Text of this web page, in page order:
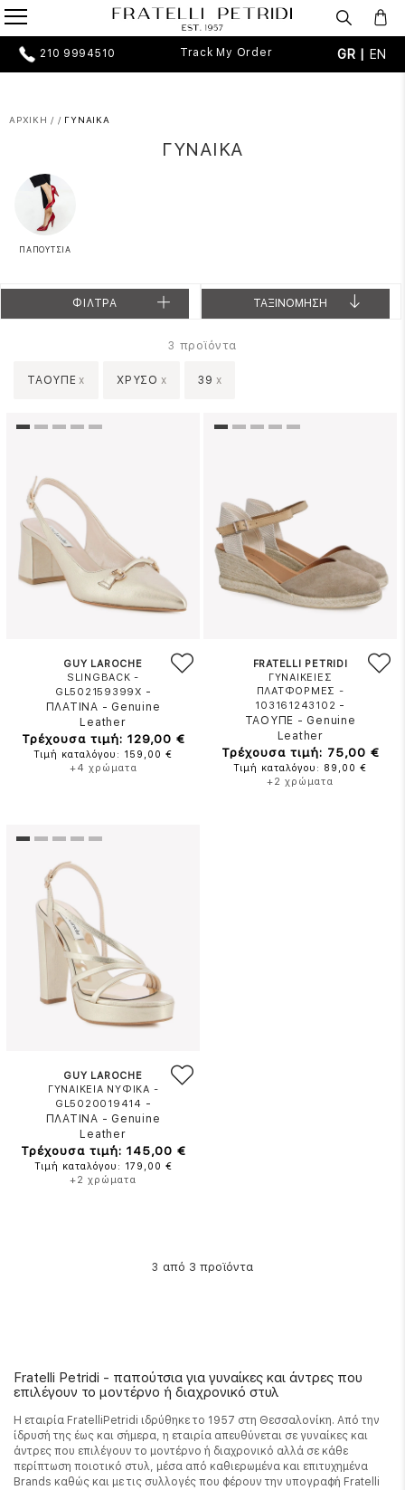
210 9994510 Track My Order GR | EN
ΑΡΧΙΚΗ / / ΓΥΝΑΙΚΑ
ΓΥΝΑΙΚΑ
ΠΑΠΟΥΤΣΙΑ
ΦΙΛΤΡΑ ΤΑΞΙΝΟΜΗΣΗ
3 προϊόντα
ΤΑΟΥΠΕ x ΧΡΥΣΟ x 39 x
GUY LAROCHE
SLINGBACK -
GL502159399X -
ΠΛΑΤΙΝΑ - Genuine
Leather
Τρέχουσα τιμή: 129,00 €
Τιμή καταλόγου: 159,00 €
+4 χρώματα
FRATELLI PETRIDI
ΓΥΝΑΙΚΕΙΕΣ
ΠΛΑΤΦΟΡΜΕΣ -
103161243102 -
ΤΑΟΥΠΕ - Genuine
Leather
Τρέχουσα τιμή: 75,00 €
Τιμή καταλόγου: 89,00 €
+2 χρώματα
GUY LAROCHE
ΓΥΝΑΙΚΕΙΑ ΝΥΦΙΚΑ -
GL5020019414 -
ΠΛΑΤΙΝΑ - Genuine
Leather
Τρέχουσα τιμή: 145,00 €
Τιμή καταλόγου: 179,00 €
+2 χρώματα
3 από 3 προϊόντα
Fratelli Petridi - παπούτσια για γυναίκες και άντρες που
επιλέγουν το μοντέρνο ή διαχρονικό στυλ
Η εταιρία FratelliPetridi ιδρύθηκε το 1957 στη Θεσσαλονίκη. Από την
ίδρυσή της έως και σήμερα, η εταιρία απευθύνεται σε γυναίκες και
άντρες που επιλέγουν το μοντέρνο ή διαχρονικό αλλά σε κάθε
περίπτωση ποιοτικό στυλ, μέσα από καθιερωμένα και επιτυχημένα
Brands καθώς και με τις συλλογές που φέρουν την υπογραφή Fratelli